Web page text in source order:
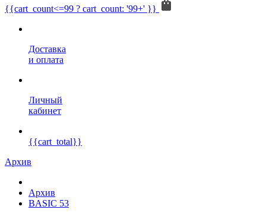
{{cart_count<=99 ? cart_count: '99+' }}
Доставка
и оплата
Личный
кабинет
{{cart_total}}
Архив
Архив
BASIC 53